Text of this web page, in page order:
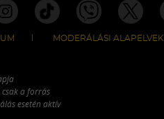
MODERÁLÁSI ALAPELVEK
a forrás
esetén aktív